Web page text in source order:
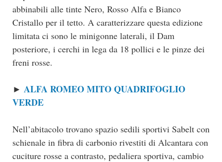
abbinabili alle tinte Nero, Rosso Alfa e Bianco
Cristallo per il tetto. A caratterizzare questa edizione
limitata ci sono le minigonne laterali, il Dam
posteriore, i cerchi in lega da 18 pollici e le pinze dei
freni rosse.
► ALFA ROMEO MITO QUADRIFOGLIO
VERDE
Nell’abitacolo trovano spazio sedili sportivi Sabelt con
schienale in fibra di carbonio rivestiti di Alcantara con
cuciture rosse a contrasto, pedaliera sportiva, cambio